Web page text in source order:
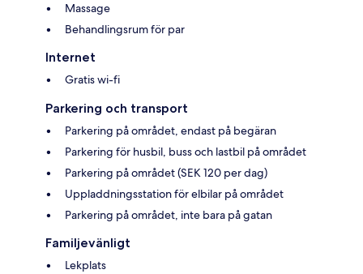
Massage
Behandlingsrum för par
Internet
Gratis wi-fi
Parkering och transport
Parkering på området, endast på begäran
Parkering för husbil, buss och lastbil på området
Parkering på området (SEK 120 per dag)
Uppladdningsstation för elbilar på området
Parkering på området, inte bara på gatan
Familjevänligt
Lekplats